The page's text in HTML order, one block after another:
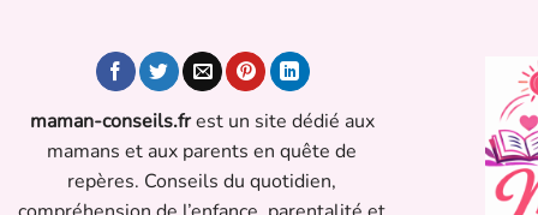
maman-conseils.frest un site dédié aux
mamans et aux parents en quête de
repères. Conseils du quotidien,